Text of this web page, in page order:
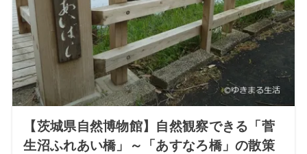
【茨城県自然博物館】自然観察できる「菅
生沼ふれあい橋」～「あすなろ橋」の散策